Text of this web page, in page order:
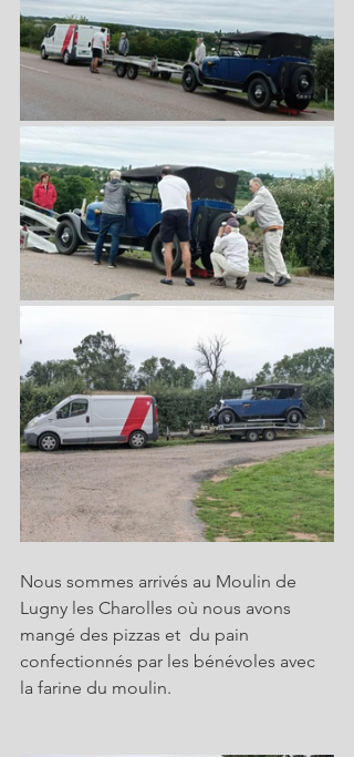
Nous sommes arrivés au Moulin de
Lugny les Charolles où nous avons
mangé des pizzas et  du pain
confectionnés par les bénévoles avec
la farine du moulin.